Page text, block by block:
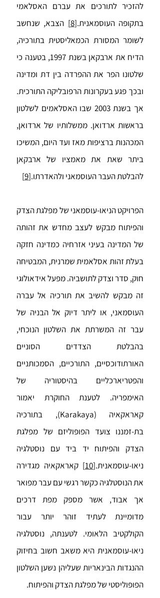
להזכיר לתורכים את עברם האסלאמי
בתקופה העוסמאנית.[8]
הצבא, שנחשב
לשומר המסורת הכמאליסטית בתורכיה,
הדיח את ארבקאן בשנת 1997, בטענה כי
שלטונו הפר את ההפרדה בין דת ומדינה
ובכך פגע בעקרונות הרפובליקה התורכית.
אך בשנת 2003 שבו האסלאמים לשלטון
בראשות ארדואן. ממשלותיו של ארדואן,
המכהנות ברציפות מאז ועד היום, המשיכו
ביתר שאת את מאמציו של ארבקאן
להבלטת העבר העוסמאני ולהאדרתו.[9]
הפרויקט הניאו-עוסמאני של מפלגת הצדק
והפיתוח מבקש לעצב מחדש את זהותה
של המדינה בעיני אזרחיה כמדינה חזקה
בעלת זהות אסלאמית שמרנית, המבטיחה
חוק, סדר וצדק לתושביה. מפעל אידאולוגי
זה מבקש להשיב את תורכיה אל עברה
העוסמאני, או ליתר דיוק אל הבניה של
עבר זה המשרתת את השלטון הנוכחי,
בהבלטת הצדדים הסוניים
האורתודוכסיים, התורכיים, הסמכותניים
והפטריארכליים בהיסטוריה של
האימפריה. לטענת החוקרת יאמור
קאראקאיה (Karakaya), בתורכיה
בת-זמננו צועד הפופוליזם של מפלגת
הצדק והפיתוח יד ביד עם נוסטלגיה
ניאו-עוסמאנית.[10]
קאראקאיה מגדירה
את הנוסטלגיה כקשר רגשי עם עבר מפואר
אך אבוד, אשר מספק מפת דרכים
מדומיינת לעתיד זוהר יותר עבור
הקולקטיב הלאומי. לטענתה, נוסטלגיה
ניאו-עוסמאנית היא משאב חשוב בחיזוק
ההנגדות הבינאריות שעליהן נשען השלטון
הפופוליסטי של מפלגת הצדק והפיתוח.